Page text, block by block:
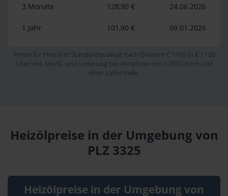
3 Monate 128,90 € 24.06.2026
1 Jahr 101,90 € 09.01.2026
Preise für Heizöl in Standardqualität nach Ö-Norm C 1109 in € / 100
Liter inkl. MwSt. und Lieferung bei Abnahme von 3.000 Litern und
einer Lieferstelle.
Heizölpreise in der Umgebung von
PLZ 3325
Heizölpreise in der Umgebung von